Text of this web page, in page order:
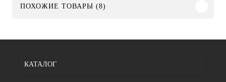
ПОХОЖИЕ ТОВАРЫ (8)
КАТАЛОГ